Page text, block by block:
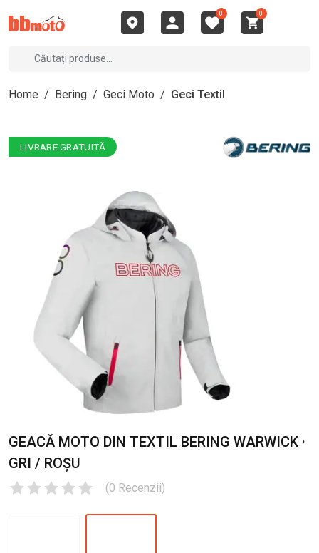
0 0
Home / Bering / Geci Moto / Geci Textil
LIVRARE GRATUITĂ
GEACĂ MOTO DIN TEXTIL BERING WARWICK ·
GRI / ROȘU
(0 Recenzii)